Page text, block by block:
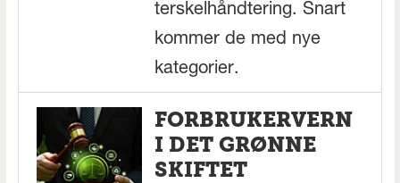
terskelhåndtering. Snart
kommer de med nye
kategorier.
FORBRUKERVERN
I DET GRØNNE
SKIFTET